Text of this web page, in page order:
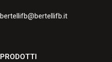
bertellifb@bertellifb.it
PRODOTTI